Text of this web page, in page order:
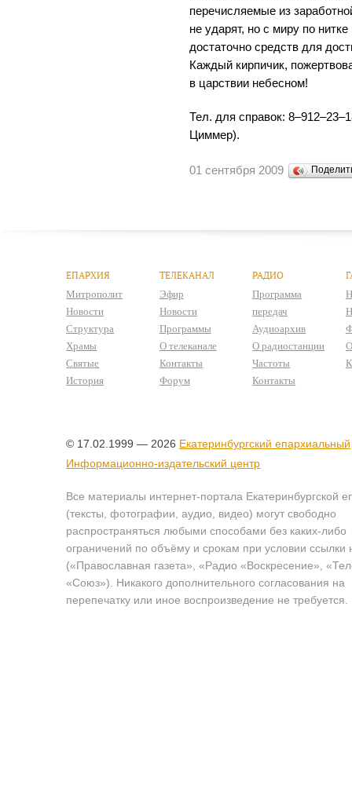
перечисляемые из
не ударят, но с миру по
достаточно средств для
Каждый кирпичик,
в царствии небесном!
Тел. для справок:
Циммер).
01 сентября 2009
ЕПАРХИЯ
Митрополит
Новости
Структура
Храмы
Святые
История
ТЕЛЕКАНАЛ
Эфир
Новости
Программы
О телеканале
Контакты
Форум
РАДИО
Программа
передач
Аудиоархив
О радиостанции
Частоты
Контакты
© 17.02.1999 — 2026 Екатеринбургский епархиальный
Информационно-издательский центр
Все материалы интернет-портала Екатеринбургской
(тексты, фотографии, аудио, видео) могут свободно
распространяться любыми способами без каких-либо
ограничений по объёму и срокам при условии ссылки
(«Православная газета», «Радио «Воскресение»,
«Союз»). Никакого дополнительного согласования на
перепечатку или иное воспроизведение не требуется.